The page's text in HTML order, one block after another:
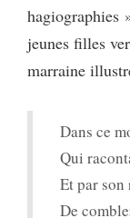
hagiographies
jeunes filles
marraine
Dans ce
Qui
Et par
De